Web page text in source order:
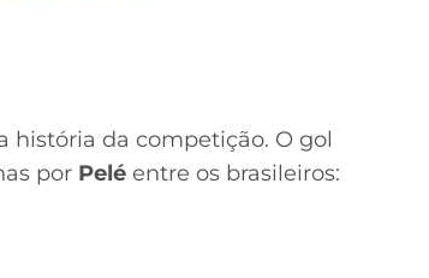
história da competição. O gol
por Pelé entre os brasileiros: